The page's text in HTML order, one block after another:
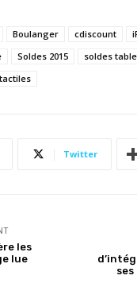
Boulanger cdiscount
Soldes 2015
soldes
Twitter
les
lue